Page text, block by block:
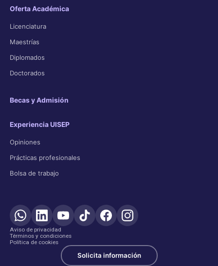
Oferta Académica
Licenciatura
Maestrías
Diplomados
Doctorados
Becas y Admisión
Experiencia UISEP
Opiniones
Prácticas profesionales
Bolsa de trabajo
Aviso de privacidad
Términos y condiciones
Política de cookies
Solicita información